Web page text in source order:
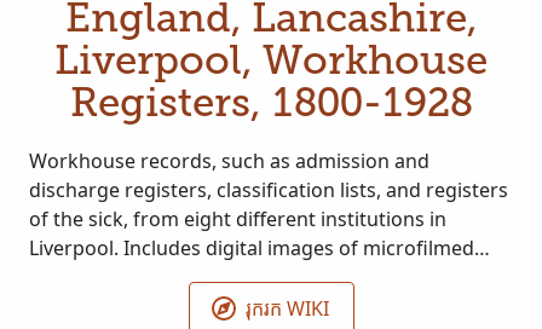
England, Lancashire,
Liverpool, Workhouse
Registers, 1800-1928
Workhouse records, such as admission and
discharge registers, classification lists, and registers
of the sick, from eight different institutions in
Liverpool. Includes digital images of microfilmed
records held by the Liverpool Record Office.
រុករក WIKI